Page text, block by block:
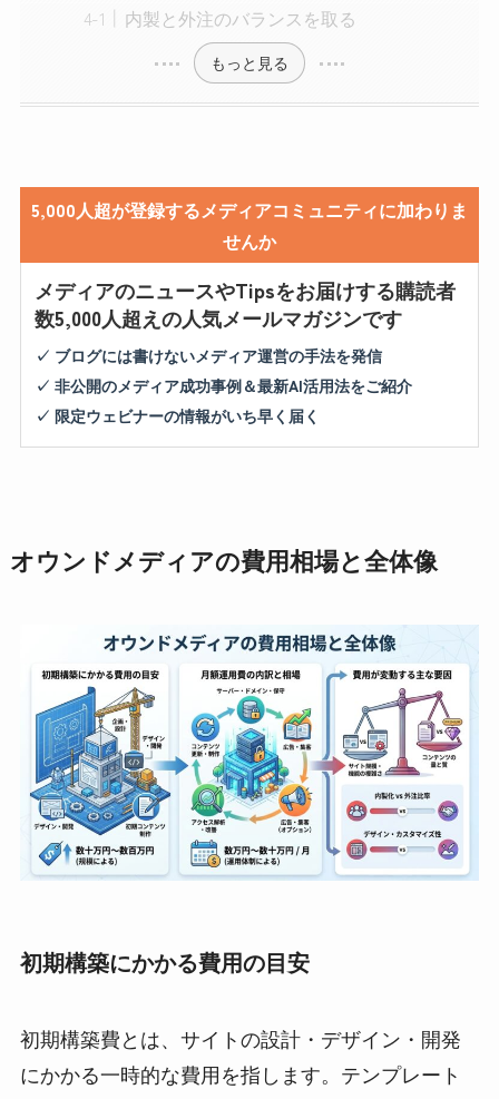
内製と外注のバランスを取る
もっと見る
5,000人超が登録するメディアコミュニティに加わりま
せんか
メディアのニュースやTipsをお届けする購読者
数5,000人超えの人気メールマガジンです
✓ ブログには書けないメディア運営の手法を発信
✓ 非公開のメディア成功事例＆最新AI活用法をご紹介
✓ 限定ウェビナーの情報がいち早く届く
オウンドメディアの費用相場と全体像
初期構築にかかる費用の目安
初期構築費とは、サイトの設計・デザイン・開発
にかかる一時的な費用を指します。テンプレート